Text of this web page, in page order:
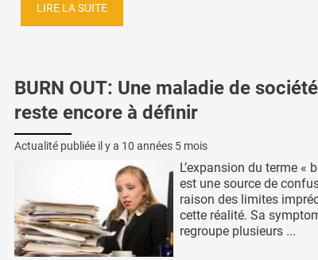
LIRE LA SUITE
BURN OUT: Une maladie de
reste encore à définir
Actualité publiée il y a 10 années 5 mois
L’expansion du terme «
est une source de
raison des limites
cette réalité. Sa
regroupe plusieurs ...